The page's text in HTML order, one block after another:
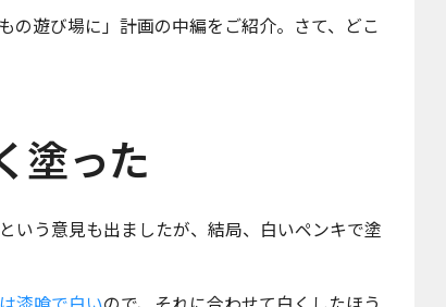
の遊び場に」計画の中編をご紹介。さて、どこ
塗った
いう意見も出ましたが、結局、白いペンキで塗